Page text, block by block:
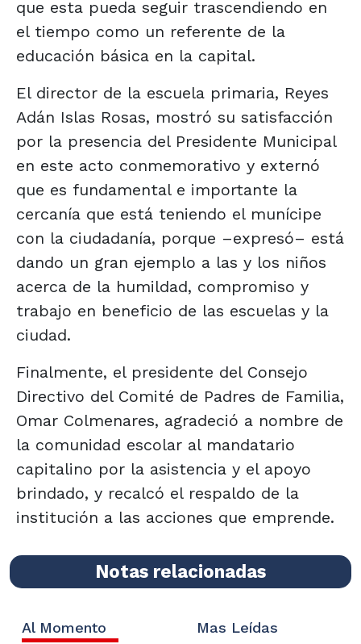
que esta pueda seguir trascendiendo en
el tiempo como un referente de la
educación básica en la capital.
El director de la escuela primaria, Reyes
Adán Islas Rosas, mostró su satisfacción
por la presencia del Presidente Municipal
en este acto conmemorativo y externó
que es fundamental e importante la
cercanía que está teniendo el munícipe
con la ciudadanía, porque –expresó– está
dando un gran ejemplo a las y los niños
acerca de la humildad, compromiso y
trabajo en beneficio de las escuelas y la
ciudad.
Finalmente, el presidente del Consejo
Directivo del Comité de Padres de Familia,
Omar Colmenares, agradeció a nombre de
la comunidad escolar al mandatario
capitalino por la asistencia y el apoyo
brindado, y recalcó el respaldo de la
institución a las acciones que emprende.
Notas relacionadas
Al Momento Mas Leídas